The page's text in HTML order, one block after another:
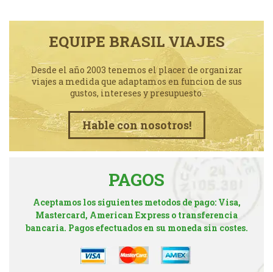
EQUIPE BRASIL VIAJES
Desde el año 2003 tenemos el placer de organizar
viajes a medida que adaptamos en funcion de sus
gustos, intereses y presupuesto.
Hable con nosotros!
PAGOS
Aceptamos los siguientes metodos de pago: Visa,
Mastercard, American Express o transferencia
bancaria. Pagos efectuados en su moneda sin costes.